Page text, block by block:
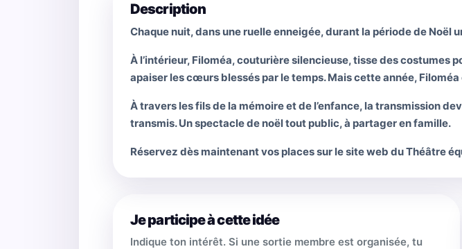
Description
Chaque nuit, dans une ruelle enneigée, durant la période de Noël
À l’intérieur, Filoméa, couturière silencieuse, tisse des costumes
apaiser les cœurs blessés par le temps. Mais cette année,
À travers les fils de la mémoire et de l’enfance, la transmission
transmis. Un spectacle de noël tout public, à partager en famille.
Réservez dès maintenant vos places sur le site web du Théâtre
Je participe à cette idée
Indique ton intérêt. Si une sortie membre est organisée, tu